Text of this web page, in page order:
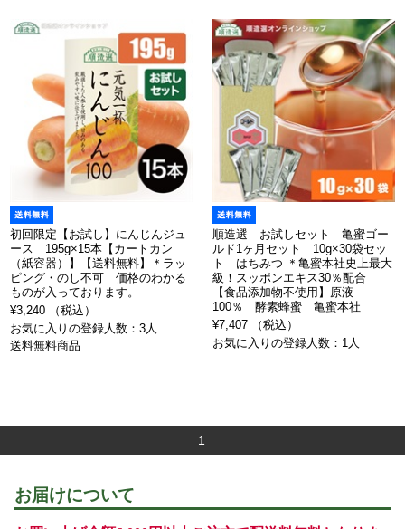
初回限定【お試し】にんじんジュ
ース 195g×15本【カートカン
（紙容器）】【送料無料】＊ラッ
ピング・のし不可 価格のわかる
ものが入っております。
¥3,240 （税込）
お気に入りの登録人数：3人
送料無料商品
順造選 お試しセット 亀蜜ゴー
ルド1ヶ月セット 10g×30袋セッ
ト はちみつ ＊亀蜜本社史上最大
級！スッポンエキス30％配合
【食品添加物不使用】原液
100％ 酵素蜂蜜 亀蜜本社
¥7,407 （税込）
お気に入りの登録人数：1人
1